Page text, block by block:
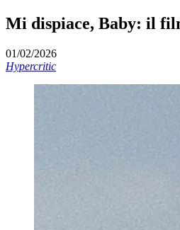
Mi dispiace, Baby: il
01/02/2026
Hypercritic